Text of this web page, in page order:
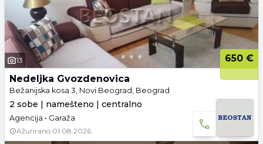
13
650 €
Nedeljka Gvozdenovica
Bežanijska kosa 3, Novi Beograd, Beograd
2 sobe | namešteno | centralno
Agencija • Garaža
Ažurirano 01.08.2026.